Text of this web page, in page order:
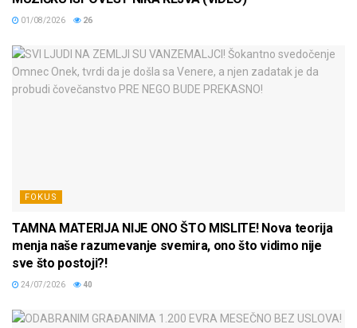
01/08/2026 26
FOKUS
TAMNA MATERIJA NIJE ONO ŠTO MISLITE! Nova teorija
menja naše razumevanje svemira, ono što vidimo nije
sve što postoji?!
24/07/2026 40